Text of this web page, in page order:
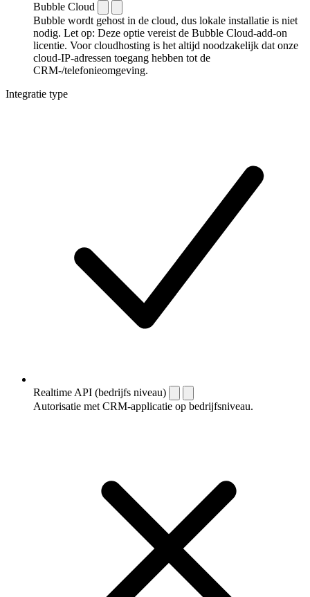
Bubble Cloud
Bubble wordt gehost in de cloud, dus lokale installatie is niet
nodig. Let op: Deze optie vereist de Bubble Cloud-add-on
licentie. Voor cloudhosting is het altijd noodzakelijk dat onze
cloud-IP-adressen toegang hebben tot de
CRM-/telefonieomgeving.
Integratie type
Realtime API (bedrijfs niveau)
Autorisatie met CRM-applicatie op bedrijfsniveau.